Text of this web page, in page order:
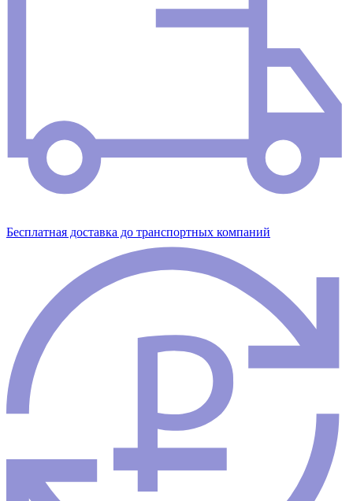
Бесплатная доставка до транспортных компаний